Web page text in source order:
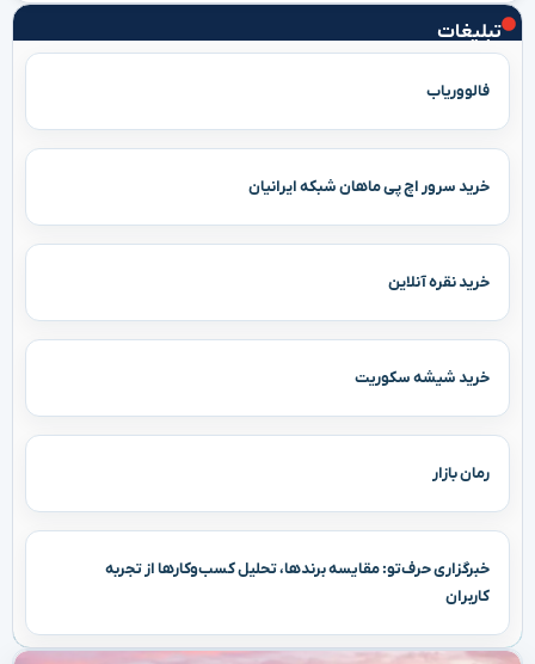
تبلیغات
فالووریاب
خرید سرور اچ پی ماهان شبکه ایرانیان
خرید نقره آنلاین
خرید شیشه سکوریت
رمان بازار
خبرگزاری حرف‌تو: مقایسه برندها، تحلیل کسب‌وکارها از تجربه
کاربران